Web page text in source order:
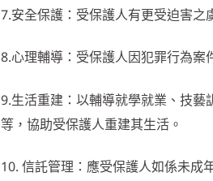
7.安全保護：受保護人有更受迫害之
8.心理輔導：受保護人因犯罪行為案
9.生活重建：以輔導就學就業、技
等，協助受保護人重建其生活。
10. 信託管理：應受保護人如係未成